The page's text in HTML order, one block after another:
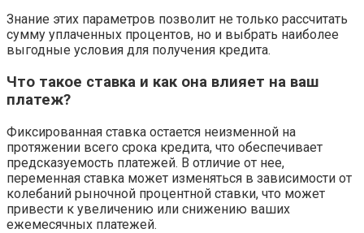
Знание этих параметров позволит не только рассчитать
сумму уплаченных процентов, но и выбрать наиболее
выгодные условия для получения кредита.
Что такое ставка и как она влияет на ваш
платеж?
Фиксированная ставка остается неизменной на
протяжении всего срока кредита, что обеспечивает
предсказуемость платежей. В отличие от нее,
переменная ставка может изменяться в зависимости от
колебаний рыночной процентной ставки, что может
привести к увеличению или снижению ваших
ежемесячных платежей.